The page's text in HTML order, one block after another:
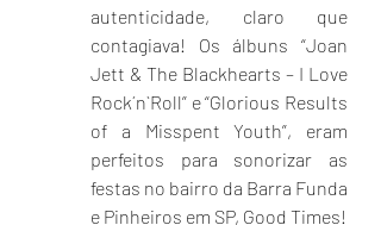
autenticidade, claro que
contagiava! Os álbuns “Joan
Jett & The Blackhearts – I Love
Rock´n`Roll” e “Glorious Results
of a Misspent Youth”, eram
perfeitos para sonorizar as
festas no bairro da Barra Funda
e Pinheiros em SP, Good Times!